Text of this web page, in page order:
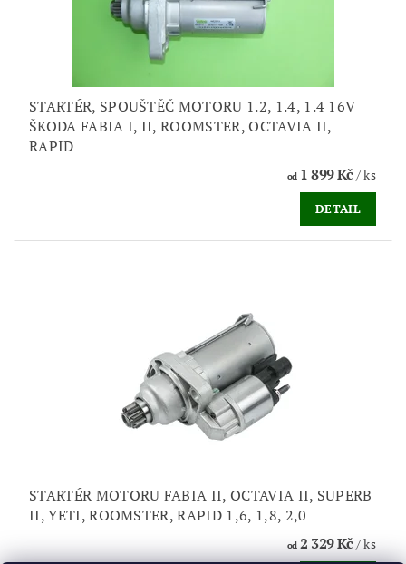
STARTÉR, SPOUŠTĚČ MOTORU 1.2, 1.4, 1.4 16V
ŠKODA FABIA I, II, ROOMSTER, OCTAVIA II,
RAPID
od1 899 Kč/ ks
DETAIL
STARTÉR MOTORU FABIA II, OCTAVIA II, SUPERB
II, YETI, ROOMSTER, RAPID 1,6, 1,8, 2,0
od2 329 Kč/ ks